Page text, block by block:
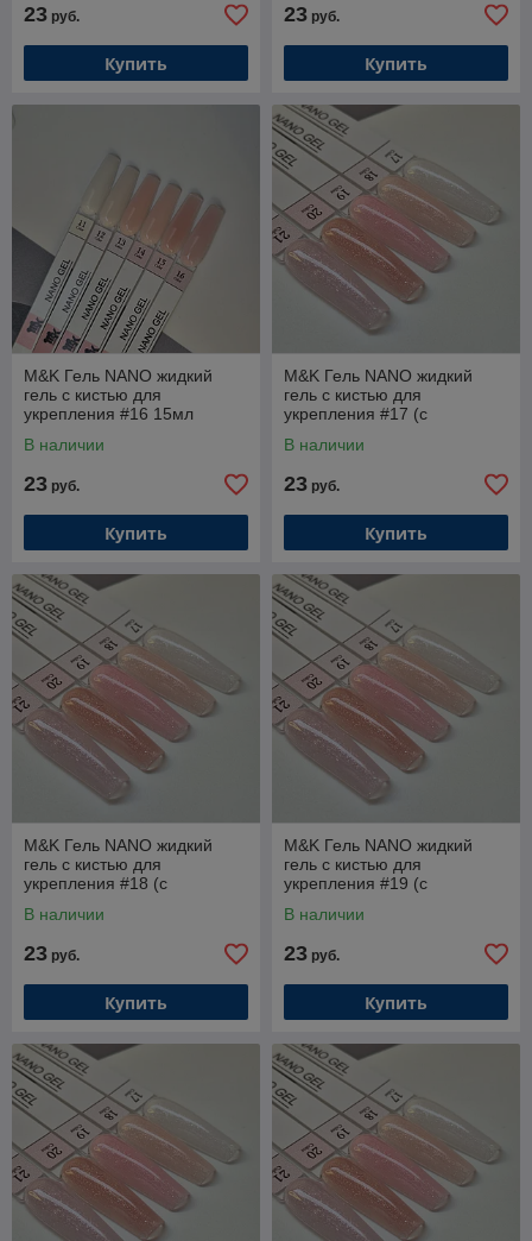
23 руб.
Купить
23 руб.
Купить
M&K Гель NANO жидкий
гель с кистью для
укрепления #16 15мл
В наличии
23 руб.
Купить
M&K Гель NANO жидкий
гель с кистью для
укрепления #17 (с
В наличии
23 руб.
Купить
M&K Гель NANO жидкий
гель с кистью для
укрепления #18 (с
В наличии
23 руб.
Купить
M&K Гель NANO жидкий
гель с кистью для
укрепления #19 (с
В наличии
23 руб.
Купить